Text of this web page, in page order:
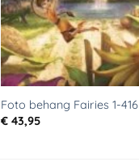
Foto behang Fairies 1-416
€43,95